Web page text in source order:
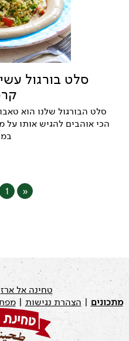
סלט בורגול
סלט הבורגול שלנו הוא
הכי אוהבים להגיש אותו על
«
1
טחינה אל ארז
מתכונים | הצהרת נגישות |